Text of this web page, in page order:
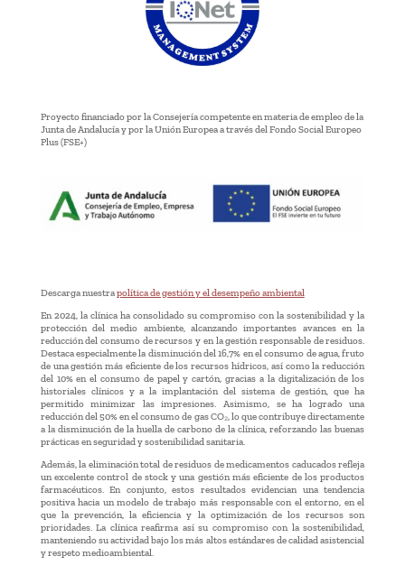
Proyecto financiado por la Consejería competente en materia de empleo de la
Junta de Andalucía y por la Unión Europea a través del Fondo Social Europeo
Plus (FSE+)
Descarga nuestrapolítica de gestión y el desempeño ambiental
En 2024, la clínica ha consolidado su compromiso con la sostenibilidad y la
protección del medio ambiente, alcanzando importantes avances en la
reducción del consumo de recursos y en la gestión responsable de residuos.
Destaca especialmente la disminución del 16,7% en el consumo de agua, fruto
de una gestión más eficiente de los recursos hídricos, así como la reducción
del 10% en el consumo de papel y cartón, gracias a la digitalización de los
historiales clínicos y a la implantación del sistema de gestión, que ha
permitido minimizar las impresiones. Asimismo, se ha logrado una
reducción del 50% en el consumo de gas CO₂, lo que contribuye directamente
a la disminución de la huella de carbono de la clínica, reforzando las buenas
prácticas en seguridad y sostenibilidad sanitaria.
Además, la eliminación total de residuos de medicamentos caducados refleja
un excelente control de stock y una gestión más eficiente de los productos
farmacéuticos. En conjunto, estos resultados evidencian una tendencia
positiva hacia un modelo de trabajo más responsable con el entorno, en el
que la prevención, la eficiencia y la optimización de los recursos son
prioridades. La clínica reafirma así su compromiso con la sostenibilidad,
manteniendo su actividad bajo los más altos estándares de calidad asistencial
y respeto medioambiental.